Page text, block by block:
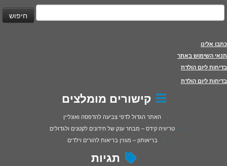
חיפוש:
כתבו אלינו
תנאי השימוש באתר
בדיחות ליום הולדת
בדיחות ליום הולדת
קישורים מומלצים
האתר הגדול לדפי צביעה להדפסה ואונליין
טריוויה קידס – מבחר ענק של חידונים לקטנים ולגדולים
בריאותון – מגזין בריאות להורים וילדים
תגיות